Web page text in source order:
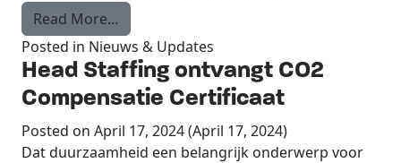
Read More…
Posted in Nieuws & Updates
Head Staffing ontvangt CO2
Compensatie Certificaat
Posted on April 17, 2024(April 17, 2024)
Dat duurzaamheid een belangrijk onderwerp voor